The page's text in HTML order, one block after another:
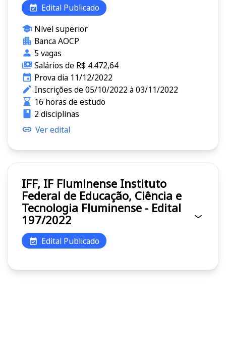
Edital Publicado
Nível superior
Banca AOCP
5 vagas
Salários de R$ 4.472,64
Prova dia 11/12/2022
Inscrições de 05/10/2022 à 03/11/2022
16 horas de estudo
2 disciplinas
Ver edital
IFF, IF Fluminense Instituto
Federal de Educação, Ciência e
Tecnologia Fluminense - Edital
197/2022
Edital Publicado